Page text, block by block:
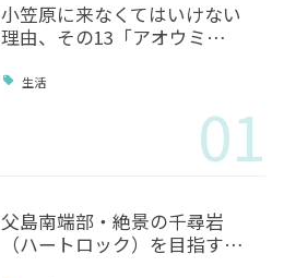
小笠原に来なくてはいけない
理由、その13「アオウミ…
生活
01
父島南端部・絶景の千尋岩
（ハートロック）を目指す…